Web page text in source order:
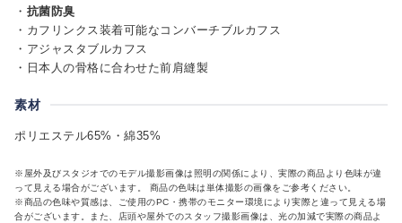
・ 抗菌防臭
・カフリンクス装着可能なコンバーチブルカフス
・アジャスタブルカフス
・日本人の骨格に合わせた前肩縫製
素材
ポリエステル65%・綿35%
※屋外及びスタジオでのモデル撮影画像は照明の関係により、実際の商品より色味が違
って見える場合がございます。 商品の色味は単体撮影の画像をご参考ください。
※商品の色味や質感は、ご使用のPC・携帯のモニター環境により実際と違って見える場
合がございます。また、店頭や屋外でのスタッフ撮影画像は、光の加減で実際の商品よ